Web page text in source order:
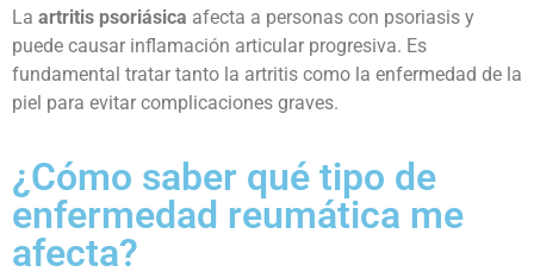
La artritis psoriásica afecta a personas con psoriasis y
puede causar inflamación articular progresiva. Es
fundamental tratar tanto la artritis como la enfermedad de la
piel para evitar complicaciones graves.
¿Cómo saber qué tipo de
enfermedad reumática me
afecta?